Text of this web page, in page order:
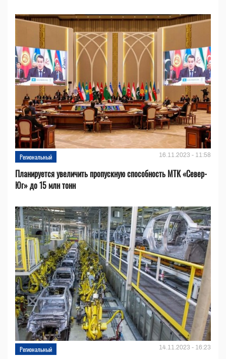
Региональный 16.11.2023 - 11:58
Планируется увеличить пропускную способность МТК «Север-
Юг» до 15 млн тонн
Региональный 14.11.2023 - 16:23